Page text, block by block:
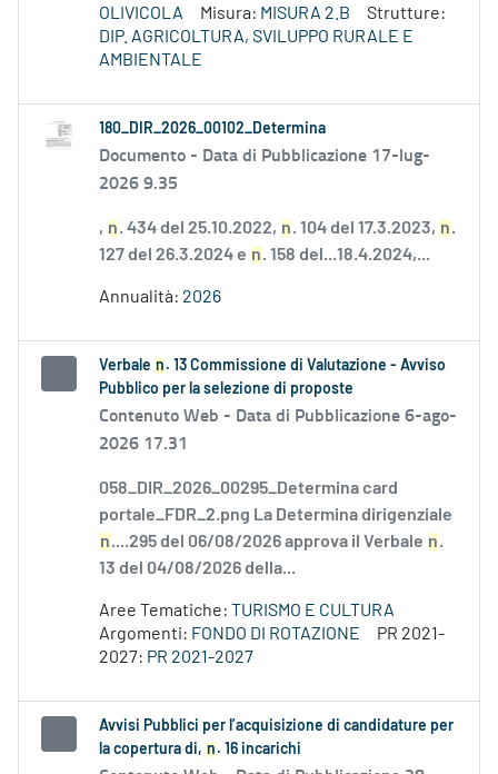
OLIVICOLA
Misura: MISURA 2.B
Strutture:
DIP. AGRICOLTURA, SVILUPPO RURALE E
AMBIENTALE
180_DIR_2026_00102_Determina
Documento - Data di Pubblicazione 17-lug-
2026 9.35
, n. 434 del 25.10.2022, n. 104 del 17.3.2023, n.
127 del 26.3.2024 e n. 158 del...18.4.2024,...
Annualità: 2026
Verbale n . 13 Commissione di Valutazione - Avviso
Pubblico per la selezione di proposte
Contenuto Web - Data di Pubblicazione 6-ago-
2026 17.31
058_DIR_2026_00295_Determina card
portale_FDR_2.png La Determina dirigenziale
n....295 del 06/08/2026 approva il Verbale n.
13 del 04/08/2026 della...
Aree Tematiche: TURISMO E CULTURA
Argomenti: FONDO DI ROTAZIONE
PR 2021-
2027: PR 2021-2027
Avvisi Pubblici per l’acquisizione di candidature per
la copertura di, n . 16 incarichi